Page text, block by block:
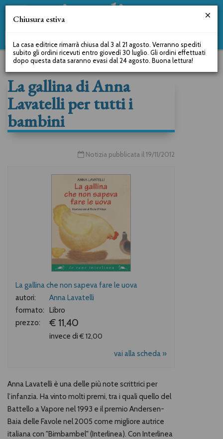
La gallina di Anna
Lavatelli per tutti i
bambini
Notizia pubblicata il 19/11/2012
La gallina che non sapeva fare le uova
autori:
Anna Lavatelli
formato:
Libro
prezzo:
€ 11,40
invece di€ 12,00
vai alla scheda »
Anna Lavatelli è una delle più note scrittrici per
l’infanzia. Ha vinto molti premi, tra i quali quello del
Battello a Vapore nel 1993 e il premio Andersen-
Baia delle Favole nel 2005 come migliore autrice
italiana con "Bimbambel" (Interlinea). Con Interlinea
Chiusura estiva
La casa editrice rimarrà chiusa dal 3 al 21 agosto. Verranno spediti
subito gli ordini ricevuti entro giovedì 30 luglio. Gli ordini effettuati
dopo questa data saranno evasi dal 24 agosto. Buona lettura!